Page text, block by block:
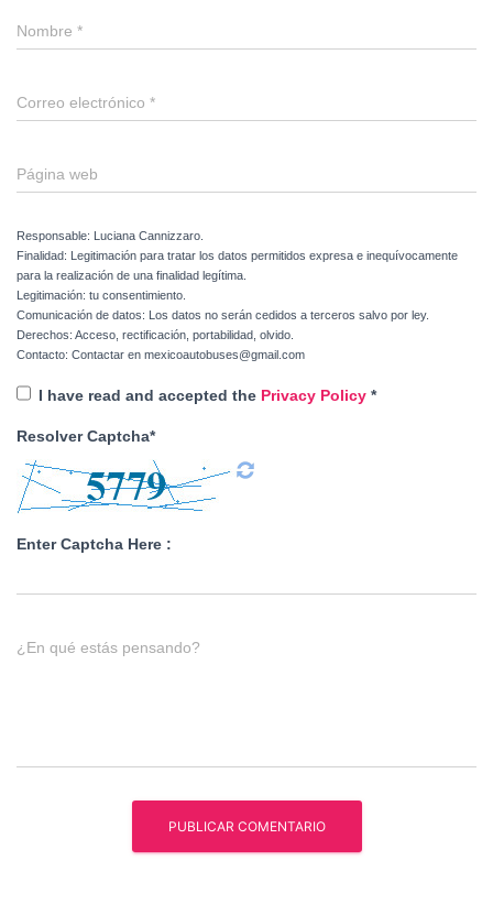
Nombre *
Correo electrónico *
Página web
Responsable: Luciana Cannizzaro.
Finalidad: Legitimación para tratar los datos permitidos expresa e inequívocamente
para la realización de una finalidad legítima.
Legitimación: tu consentimiento.
Comunicación de datos: Los datos no serán cedidos a terceros salvo por ley.
Derechos: Acceso, rectificación, portabilidad, olvido.
Contacto: Contactar en mexicoautobuses@gmail.com
I have read and accepted the Privacy Policy *
Resolver Captcha*
Enter Captcha Here :
¿En qué estás pensando?